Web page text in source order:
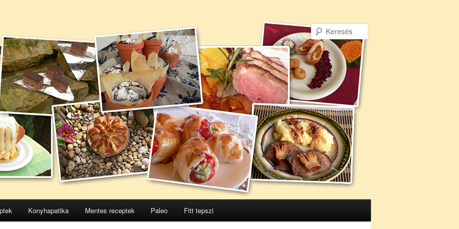
Konyhapatika Mentes receptek Paleo Fitt tepszi